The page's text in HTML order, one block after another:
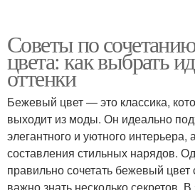
Советы по
цвета: как выбрать
оттенки
Бежевый цвет — это классика,
выходит из моды. Он идеально
элегантного и уютного интерьера,
составления стильных нарядов.
правильно сочетать бежевый цвет
важно знать несколько секретов.